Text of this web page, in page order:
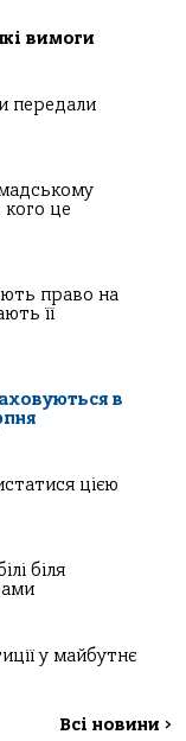
вимоги
передали
кого це
право на
її
в
цією
біля
у майбутнє
Всі новини >